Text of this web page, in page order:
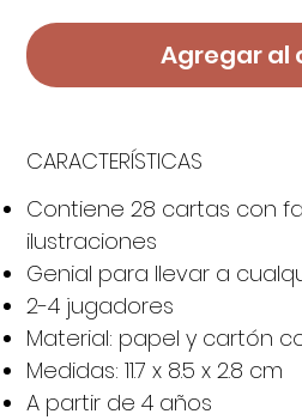
Agregar al
CARACTERÍSTICAS
Contiene 28 cartas con
ilustraciones
Genial para llevar a
2-4 jugadores
Material: papel y cartón
Medidas: 11.7 x 8.5 x 2.8 cm
A partir de 4 años